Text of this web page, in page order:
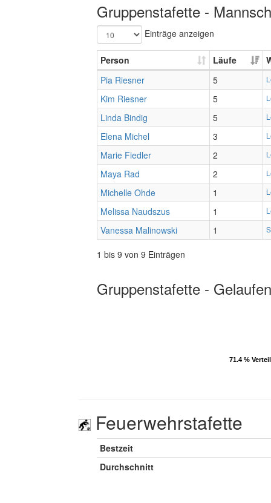
Gruppenstafette -
Einträge anzeigen
Person Läufe
Pia Riesner
5
Kim Riesner 5
Linda Bindig 5
Elena Michel 3
Marie Fiedler 2
Maya Rad 2
Michelle Ohde 1
Melissa Naudszus 1
Vanessa Malinowski 1
1 bis 9 von 9 Einträgen
Gruppenstafette -
71.4 %
71.4 %
Feuerwehrstafette
Bestzeit
Durchschnitt